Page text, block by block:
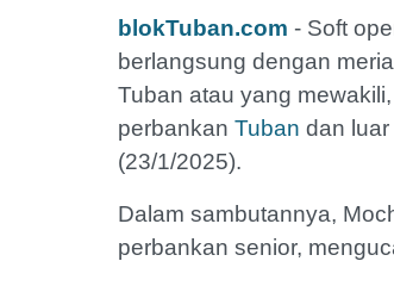
blokTuban.com - Soft
berlangsung dengan
Tuban atau yang
perbankan Tuban dan
(23/1/2025).
Dalam sambutannya,
perbankan senior,